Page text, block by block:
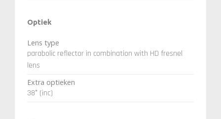
Optiek
Lens type
parabolic reflector in combination with HD fresnel
lens
Extra optieken
38° (inc)